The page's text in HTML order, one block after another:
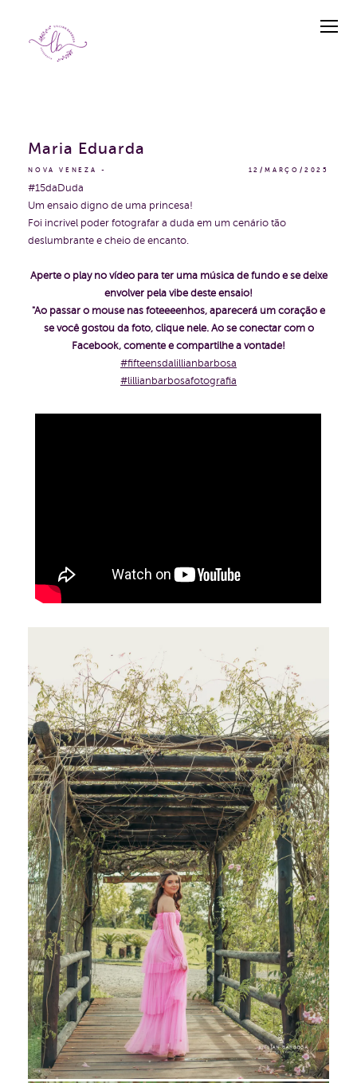
NOVA VENEZA 12/MARÇO/2025
Maria Eduarda
#15daDuda
Um ensaio digno de uma princesa!
Foi incrivel poder fotografar a duda em um cenário tão
deslumbrante e cheio de encanto.
Aperte o play no vídeo para ter uma música de fundo e se deixe
envolver pela vibe deste ensaio!
"Ao passar o mouse nas foteeeenhos, aparecerá um coração e
se você gostou da foto, clique nele. Ao se conectar com o
Facebook, comente e compartilhe a vontade!
#fifteensdalillianbarbosa
#lillianbarbosafotografia